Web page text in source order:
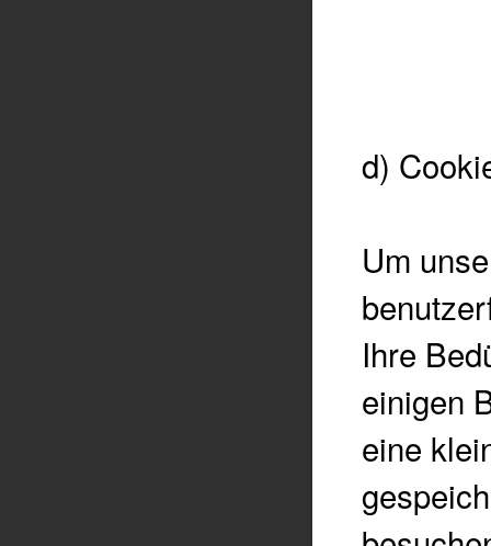
d)
Um
Ihre
einigen
eine